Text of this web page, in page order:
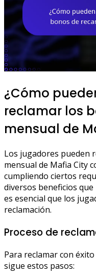
¿Cómo
reclamar los
mensual de
Los jugadores pueden
mensual de Mafia City
cumpliendo ciertos
diversos beneficios
es esencial que los
reclamación.
Proceso de
Para reclamar con
sigue estos pasos: